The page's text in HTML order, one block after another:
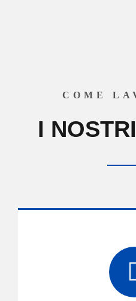
COME
I